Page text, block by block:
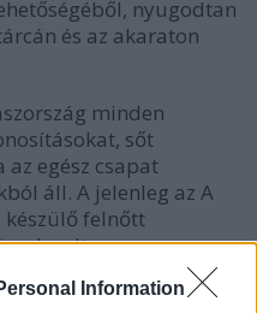
Information
nyugodtan
és az akaraton
minden
sőt
egész csapat
áll. A jelenleg az A
felnőtt
kezdte meg a
született és ott is
közülük egyáltalán